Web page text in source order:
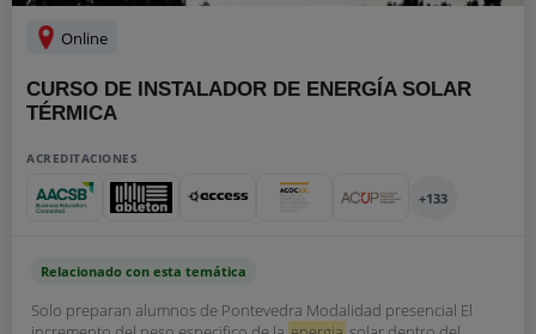
Online
CURSO DE INSTALADOR DE ENERGÍA SOLAR
TÉRMICA
ACREDITACIONES
+133
Relacionado con esta temática
Solo preparan alumnos de Pontevedra Modalidad presencial El